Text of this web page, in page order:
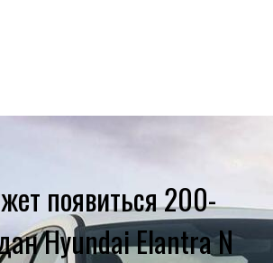
появиться 200-
Hyundai Elantra N